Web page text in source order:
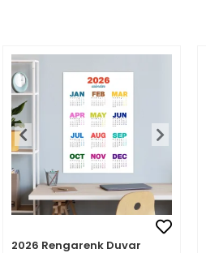
2026 Rengarenk Duvar